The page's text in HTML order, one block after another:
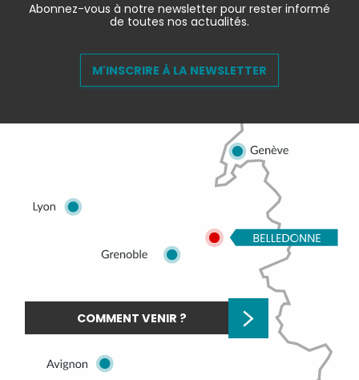
Abonnez-vous à notre newsletter pour rester informé
de toutes nos actualités.
M'INSCRIRE À LA NEWSLETTER
COMMENT VENIR ?